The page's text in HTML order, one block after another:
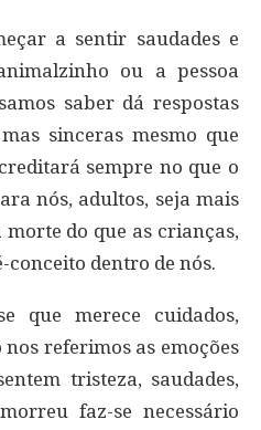
a sentir saudades e
ou a pessoa
saber dá respostas
sinceras mesmo que
sempre no que o
nós, adultos, seja mais
do que as crianças,
dentro de nós.
que merece cuidados,
referimos as emoções
tristeza, saudades,
faz-se necessário